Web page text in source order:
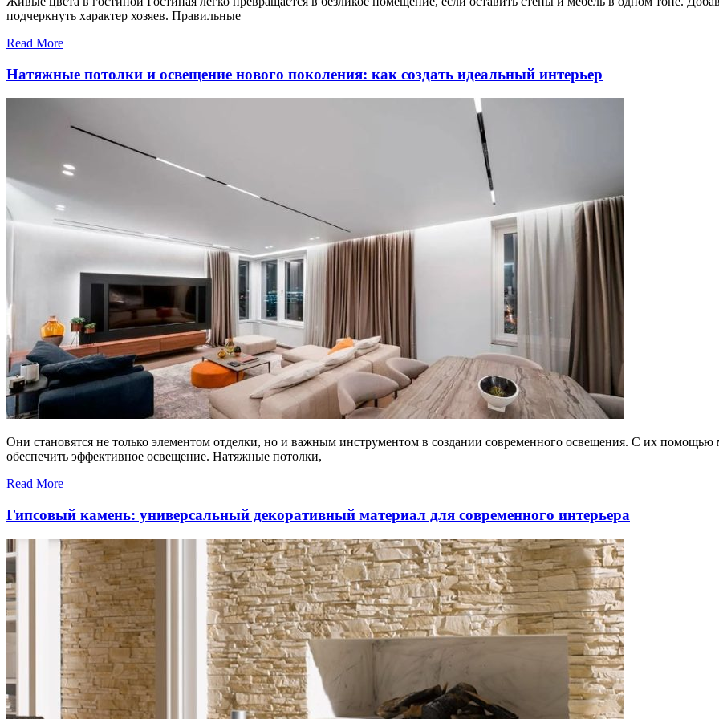
подчеркнуть характер хозяев. Правильные
Read More
Натяжные потолки и освещение нового поколения: как создать идеальный интерьер
Они становятся не только элементом отделки, но и важным инструментом в создании современного освещения. С их помощью
обеспечить эффективное освещение. Натяжные потолки,
Read More
Гипсовый камень: универсальный декоративный материал для современного интерьера